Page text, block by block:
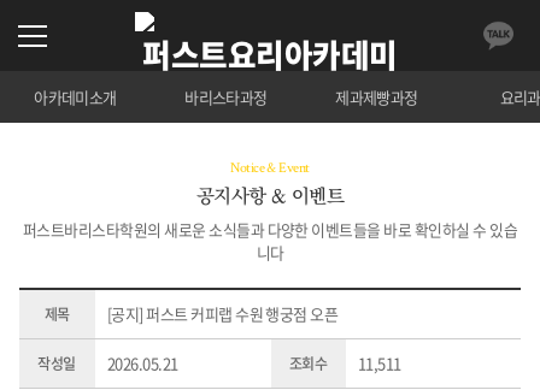
아카데미소개 바리스타과정 제과제빵과정 요리
Notice & Event
공지사항 & 이벤트
퍼스트바리스타학원의 새로운 소식들과 다양한 이벤트들을 바로 확인하실 수 있습
니다
제목 [공지] 퍼스트 커피랩 수원 행궁점 오픈
작성일 2026.05.21 조회수 11,511